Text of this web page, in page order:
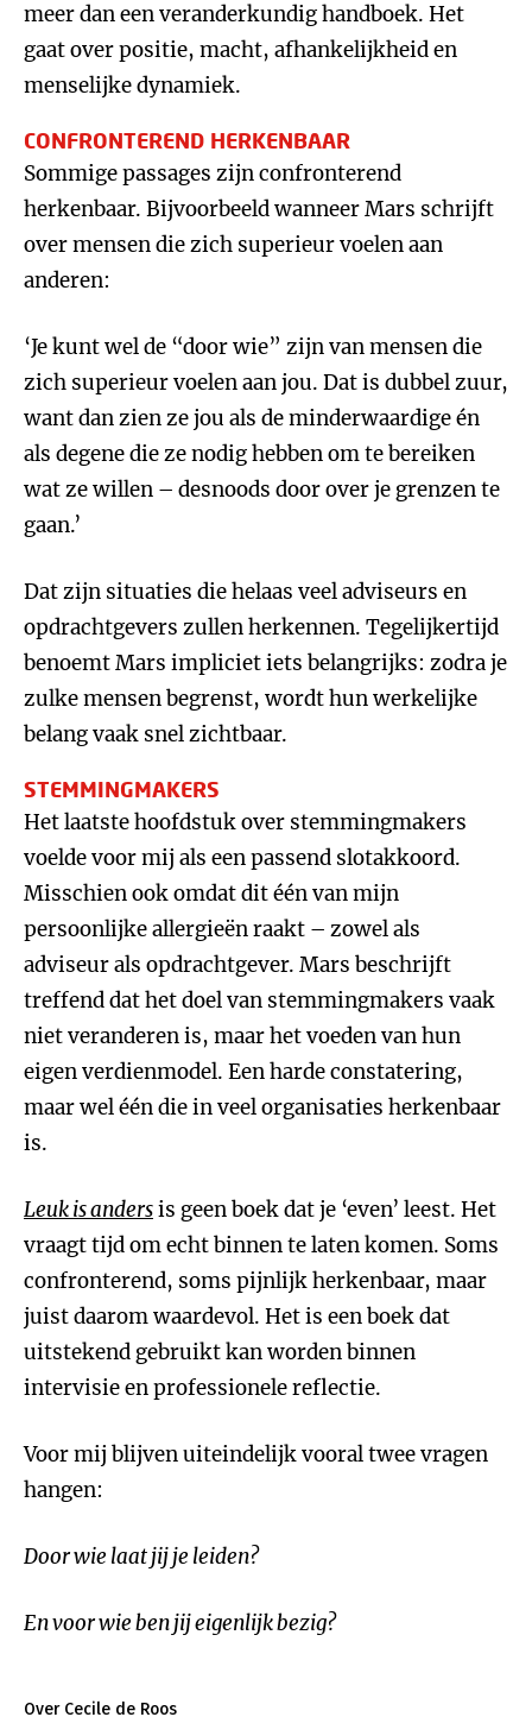
meer dan een veranderkundig handboek. Het
gaat over positie, macht, afhankelijkheid en
menselijke dynamiek.
CONFRONTEREND HERKENBAAR
Sommige passages zijn confronterend
herkenbaar. Bijvoorbeeld wanneer Mars schrijft
over mensen die zich superieur voelen aan
anderen:
‘Je kunt wel de “door wie” zijn van mensen die
zich superieur voelen aan jou. Dat is dubbel zuur,
want dan zien ze jou als de minderwaardige én
als degene die ze nodig hebben om te bereiken
wat ze willen – desnoods door over je grenzen te
gaan.’
Dat zijn situaties die helaas veel adviseurs en
opdrachtgevers zullen herkennen. Tegelijkertijd
benoemt Mars impliciet iets belangrijks: zodra je
zulke mensen begrenst, wordt hun werkelijke
belang vaak snel zichtbaar.
STEMMINGMAKERS
Het laatste hoofdstuk over stemmingmakers
voelde voor mij als een passend slotakkoord.
Misschien ook omdat dit één van mijn
persoonlijke allergieën raakt – zowel als
adviseur als opdrachtgever. Mars beschrijft
treffend dat het doel van stemmingmakers vaak
niet veranderen is, maar het voeden van hun
eigen verdienmodel. Een harde constatering,
maar wel één die in veel organisaties herkenbaar
is.
Leuk is andersis geen boek dat je ‘even’ leest. Het
vraagt tijd om echt binnen te laten komen. Soms
confronterend, soms pijnlijk herkenbaar, maar
juist daarom waardevol. Het is een boek dat
uitstekend gebruikt kan worden binnen
intervisie en professionele reflectie.
Voor mij blijven uiteindelijk vooral twee vragen
hangen:
Door wie laat jij je leiden?
En voor wie ben jij eigenlijk bezig?
Over Cecile de Roos